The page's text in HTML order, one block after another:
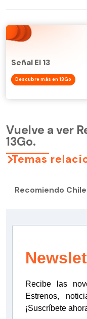
Señal El 13
Descubre más en 13Go
Vuelve a ver
13Go.
Temas
Recomiendo Chile
Recibe las
Estrenos,
¡Suscríbete